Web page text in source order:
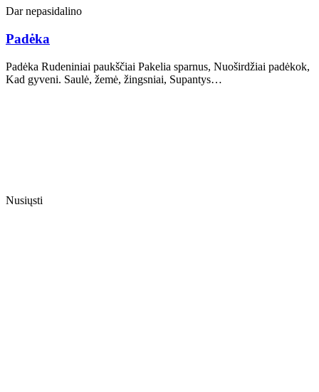
Dar nepasidalino
Padėka
Padėka Rudeniniai paukščiai Pakelia sparnus, Nuoširdžiai padėkok,
Kad gyveni. Saulė, žemė, žingsniai, Supantys…
Nusiųsti